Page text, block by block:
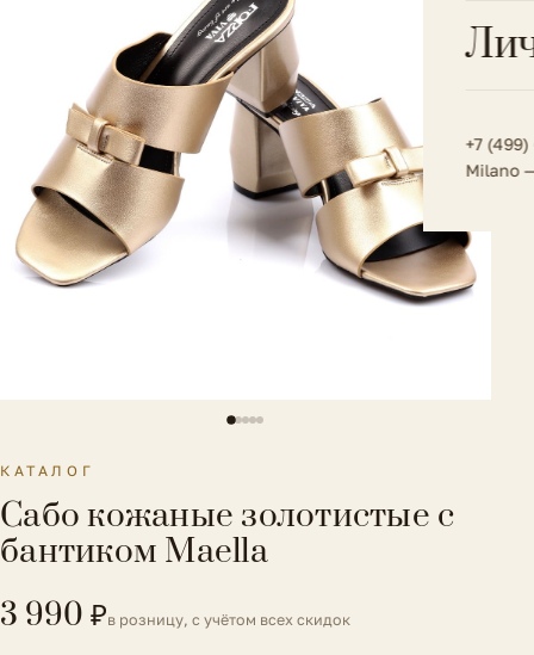
Весь
+7
Milano
КАТАЛОГ
Сабо кожаные золотистые с
бантиком Maella
3 990 ₽в розницу, с учётом всех скидок